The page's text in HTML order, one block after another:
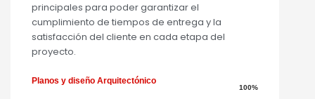
principales para poder garantizar el
cumplimiento de tiempos de entrega y la
satisfacción del cliente en cada etapa del
proyecto.
Planos y diseño Arquitectónico
100%